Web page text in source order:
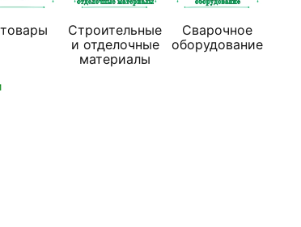
Строительные
и отделочные
материалы
Сварочное
оборудование